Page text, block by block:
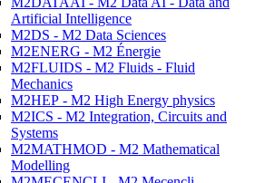
Artificial Intelligence
M2DS - M2 Data Sciences
M2ENERG - M2 Énergie
M2FLUIDS - M2 Fluids - Fluid
Mechanics
M2HEP - M2 High Energy physics
M2ICS - M2 Integration, Circuits and
Systems
M2MATHMOD - M2 Mathematical
Modelling